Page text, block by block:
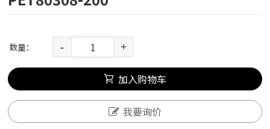
数量： - +
加入购物车
我要询价